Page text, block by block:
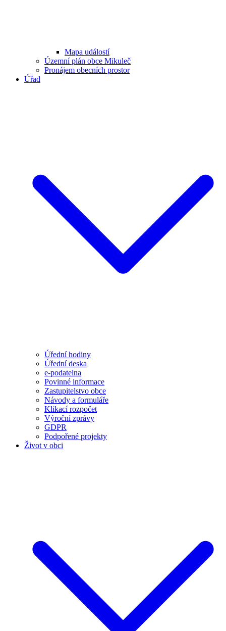
Mapa událostí
Územní plán obce Mikuleč
Pronájem obecních prostor
Úřad
Úřední hodiny
Úřední deska
e-podatelna
Povinné informace
Zastupitelstvo obce
Návody a formuláře
Klikací rozpočet
Výroční zprávy
GDPR
Podpořené projekty
Život v obci